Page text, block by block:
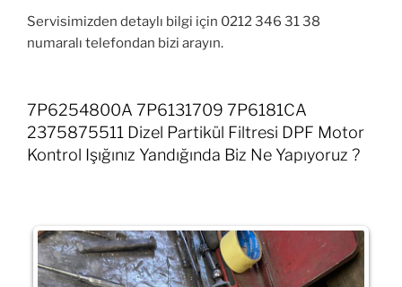
Servisimizden detaylı bilgi için 0212 346 31 38
numaralı telefondan bizi arayın.
7P6254800A 7P6131709 7P6181CA
2375875511 Dizel Partikül Filtresi DPF Motor
Kontrol Işığınız Yandığında Biz Ne Yapıyoruz ?